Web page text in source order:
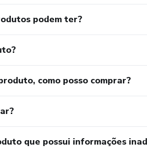
podem ter?
como posso comprar?
que possui informações